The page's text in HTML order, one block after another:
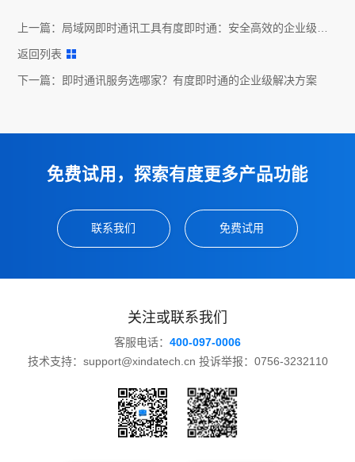
上一篇： 局域网即时通讯工具有度即时通：安全高效的企业级沟
返回列表
下一篇： 即时通讯服务选哪家？有度即时通的企业级解决方案
免费试用，探索有度更多产品功能
联系我们 免费试用
关注或联系我们
客服电话： 400-097-0006
技术支持：support@xindatech.cn 投诉举报：0756-3232110